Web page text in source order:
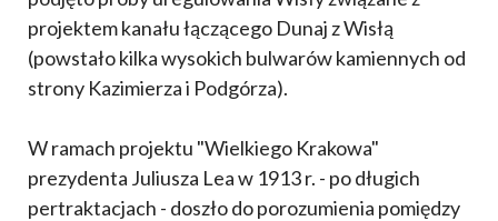
projektem kanału łączącego Dunaj z Wisłą
(powstało kilka wysokich bulwarów kamiennych od
strony Kazimierza i Podgórza).
W ramach projektu "Wielkiego Krakowa"
prezydenta Juliusza Lea w 1913 r. - po długich
pertraktacjach - doszło do porozumienia pomiędzy